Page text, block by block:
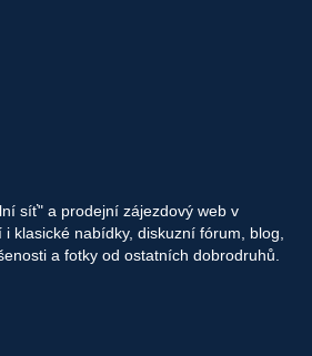
síť" a prodejní zájezdový web v
klasické nabídky, diskuzní fórum, blog,
a fotky od ostatních dobrodruhů.